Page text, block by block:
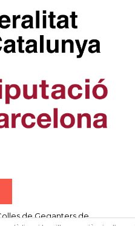
de Geganters de